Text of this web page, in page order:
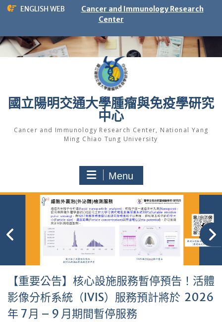
Skip
ENGLISH WEB
Cancer and Immunology Research
Center
國立陽明交通大學腫瘤與免疫學研究
中心
Cancer and Immunology Research Center, National Yang
Ming Chiao Tung University
Menu
【重要公告】核心設施服務暫停預告！活體
影像分析系統（IVIS）服務預計將於 2026
年 7 月 – 9 月期間暫停服務